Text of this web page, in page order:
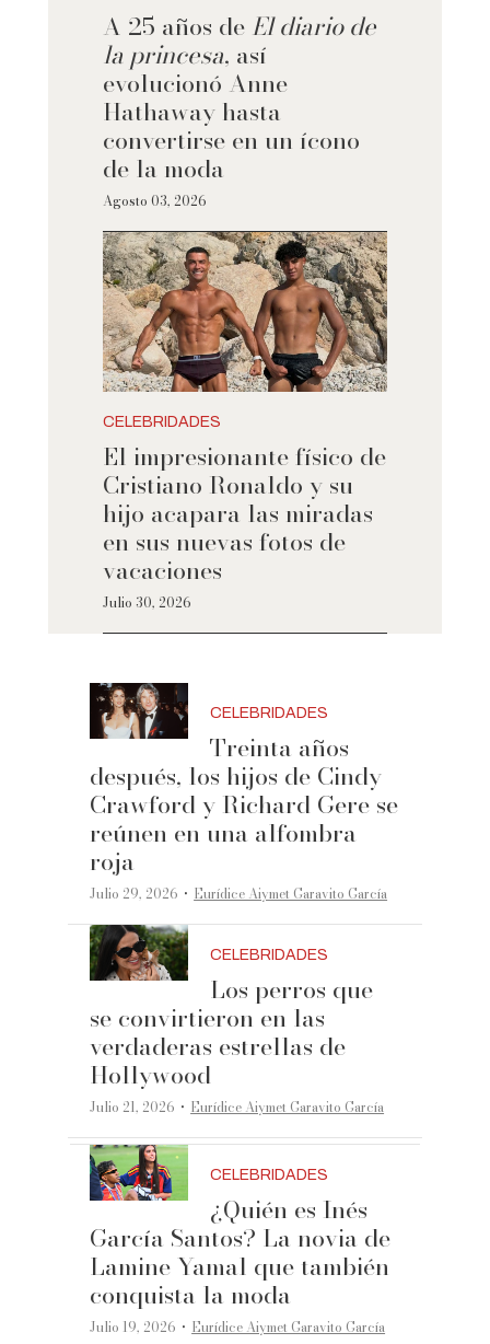
A 25 años de El diario de
la princesa, así
evolucionó Anne
Hathaway hasta
convertirse en un ícono
de la moda
Agosto 03, 2026
CELEBRIDADES
El impresionante físico de
Cristiano Ronaldo y su
hijo acapara las miradas
en sus nuevas fotos de
vacaciones
Julio 30, 2026
CELEBRIDADES
Treinta años
después, los hijos de Cindy
Crawford y Richard Gere se
reúnen en una alfombra
roja
Julio 29, 2026 ·Eurídice Aiymet Garavito García
CELEBRIDADES
Los perros que
se convirtieron en las
verdaderas estrellas de
Hollywood
Julio 21, 2026 ·Eurídice Aiymet Garavito García
CELEBRIDADES
¿Quién es Inés
García Santos? La novia de
Lamine Yamal que también
conquista la moda
Julio 19, 2026 ·Eurídice Aiymet Garavito García